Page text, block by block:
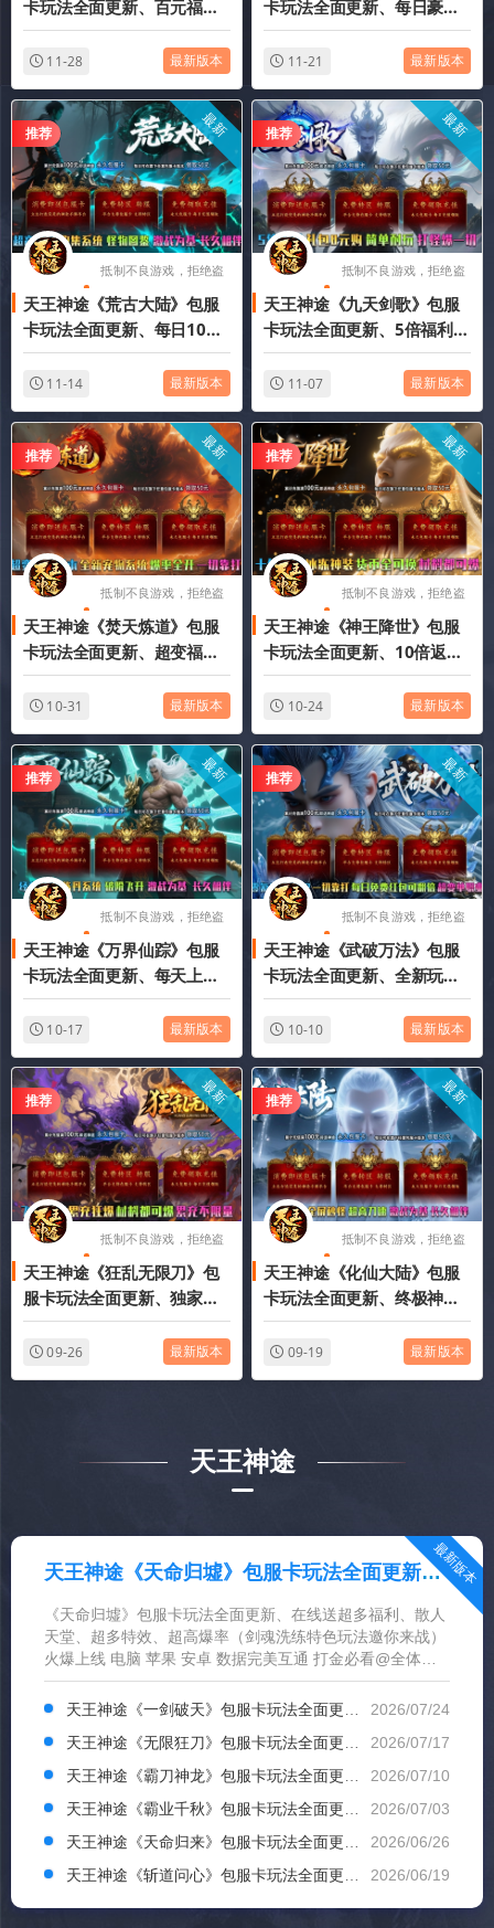
卡玩法全面更新、百元福利
天天送、全屏秒杀、打怪爆
一切（五行元素、无限属性
等特色玩法邀你来战）
11-28 最新版本
卡玩法全面更新、每日豪礼
赠送、一切全靠打、极致攻
速（特效装扮、修仙系统等
特色玩法邀你来战）
11-21 最新版本
推荐 最新
抵制不良游戏，拒绝盗
版游戏
天王神途《荒古大陆》包服
卡玩法全面更新、每日100
元福利、0氪起号无压力、装
备全靠打（神剑之魂、忘川
神玉等特色玩法邀你来战）
11-14 最新版本
推荐 最新
抵制不良游戏，拒绝盗
版游戏
天王神途《九天剑歌》包服
卡玩法全面更新、5倍福利、
礼包0元购、简单耐玩、打怪
爆一切（装备附魔、四格洗
练等特色玩法邀你来战）
11-07 最新版本
推荐 最新
抵制不良游戏，拒绝盗
版游戏
天王神途《焚天炼道》包服
卡玩法全面更新、超变福利
版本、全新宠物系统、爆率
全开、刀刀切割（荣誉使者
等特色玩法邀你来战）
10-31 最新版本
推荐 最新
抵制不良游戏，拒绝盗
版游戏
天王神途《神王降世》包服
卡玩法全面更新、10倍返
利、刀刀切割、高爆耐玩、
一切靠打（冰魄神装，神权
宝典等特色玩法邀你来战）
10-24 最新版本
推荐 最新
抵制不良游戏，拒绝盗
版游戏
天王神途《万界仙踪》包服
卡玩法全面更新、每天上线
白漂巨额红包、高额返利、
免费特权、简单耐玩（破镜
10-17 最新版本
推荐 最新
抵制不良游戏，拒绝盗
版游戏
天王神途《武破万法》包服
卡玩法全面更新、全新玩
法、零氪满V、每日免费红
包、一切靠打（武穆遗书、
战）
10-10 最新版本
推荐 最新
抵制不良游戏，拒绝盗
版游戏
天王神途《狂乱无限刀》包
服卡玩法全面更新、独家全
新飞剑玩法、刀刀爆充值、
一切靠打、全屏光柱（飞剑
09-26 最新版本
推荐 最新
抵制不良游戏，拒绝盗
版游戏
天王神途《化仙大陆》包服
卡玩法全面更新、终极神
器、全屏冰冻秒怪、永久单
人福利、白漂顶级赞助（帝
09-19 最新版本
天王神途
最新版本
天王神途《天命归墟》包服卡玩法全面更新、在线送超多福利、散人天堂、超多特效、超高爆率（剑魂洗练特色玩法邀你来战）
《天命归墟》包服卡玩法全面更新、在线送超多福利、散人
天堂、超多特效、超高爆率（剑魂洗练特色玩法邀你来战）
火爆上线 电脑 苹果 安卓 数据完美互通 打金必看@全体玩
家 激情※打金手游认准天王神途 单职业等多种版本运营,让
每个玩家都能找到自己喜欢的版本!...
2026/07/24
天王神途《一剑破天》包服卡玩法全面更新、五日签到豪礼、在线领福利、会员免费打、散人追梦（踏入仙途特色玩法邀你来战）
2026/07/17
天王神途《无限狂刀》包服卡玩法全面更新、上线送巨额路费、小怪爆充值、赞助可打、丝滑无限刀（飞剑锻造特色玩法邀你来战）
2026/07/10
天王神途《霸刀神龙》包服卡玩法全面更新、杀怪得许愿抽奖、超多玩法、激战为基、长久相伴（五行之力特色玩法邀你来战）
2026/07/03
天王神途《霸业千秋》包服卡玩法全面更新、每日百元福利、爆率拉满、激情攻沙、散人追梦（命格修炼特色玩法邀你来战）
2026/06/26
天王神途《天命归来》包服卡玩法全面更新、每日签到领豪礼、充值可打、简单耐玩、一切靠爆（修神炼体特色玩法邀你来战）
2026/06/19
天王神途《斩道问心》包服卡玩法全面更新、每日领百元充值、VIP免费打、零充到通关、散人养老（奇遇传承特色玩法邀你来战）